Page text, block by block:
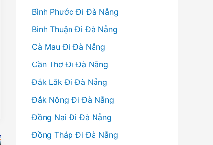
Bình Phước Đi Đà Nẵng
Bình Thuận Đi Đà Nẵng
Cà Mau Đi Đà Nẵng
Cần Thơ Đi Đà Nẵng
Đắk Lắk Đi Đà Nẵng
Đắk Nông Đi Đà Nẵng
Đồng Nai Đi Đà Nẵng
Đồng Tháp Đi Đà Nẵng